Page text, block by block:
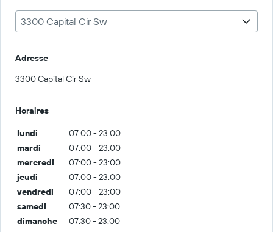
3300 Capital Cir Sw
Adresse
3300 Capital Cir Sw
Horaires
lundi
07:00 - 23:00
mardi
07:00 - 23:00
mercredi
07:00 - 23:00
jeudi
07:00 - 23:00
vendredi
07:00 - 23:00
samedi
07:30 - 23:00
dimanche
07:30 - 23:00